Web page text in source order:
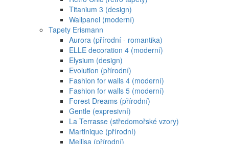
Titanium 3 (design)
Wallpanel (moderní)
Tapety Erismann
Aurora (přírodní - romantika)
ELLE decoration 4 (moderní)
Elysium (design)
Evolution (přírodní)
Fashion for walls 4 (moderní)
Fashion for walls 5 (moderní)
Forest Dreams (přírodní)
Gentle (expresivní)
La Terrasse (středomořské vzory)
Martinique (přírodní)
Mellisa (přírodní)